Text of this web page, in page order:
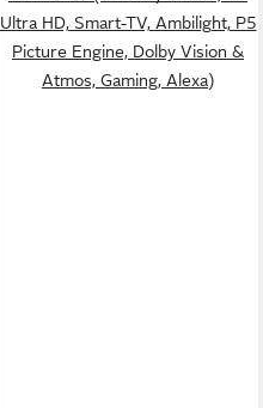
Ultra HD, Smart-TV, Ambilight, P5
Picture Engine, Dolby Vision &
Atmos, Gaming, Alexa)